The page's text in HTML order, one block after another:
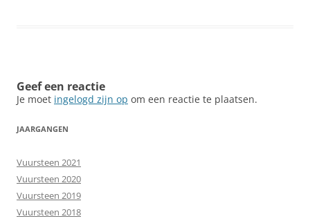
Geef een reactie
Je moet ingelogd zijn op om een reactie te plaatsen.
JAARGANGEN
Vuursteen 2021
Vuursteen 2020
Vuursteen 2019
Vuursteen 2018